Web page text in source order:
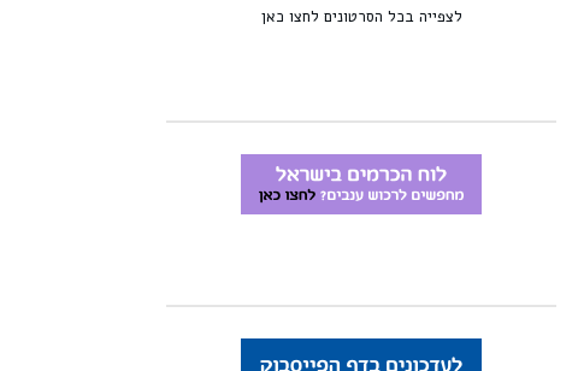
לצפייה בכל הסרטונים לחצו כאן